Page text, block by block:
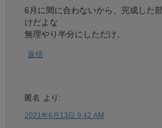
6月に間に合わないから、完成した
けだよな
無理やり半分にしただけ。
返信
匿名 より:
2021年6月13日 9:42 AM